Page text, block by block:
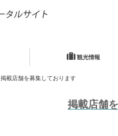
観光情報
掲載店舗を募集しております
掲載店舗